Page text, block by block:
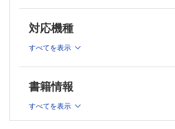
（後藤月美）
臨床検査Q&A
新型コロナウイルス感染症（COVID-19）の検
はどのように考えればよいですか？
（大城健哉）
スペシャリストが実践する第3回徳島神経筋セ
VOICE読者のページ
MTパズル
1）検査に臨むうえで知っておきたい
（広川雅之）
2）超音波検査の進め方，レポート作成の
『2025年改訂版 肺血栓塞栓症・深部静脈
（山田典一）
Editorial―今月のことば
対応機種
すべてを表示
書籍情報
すべてを表示